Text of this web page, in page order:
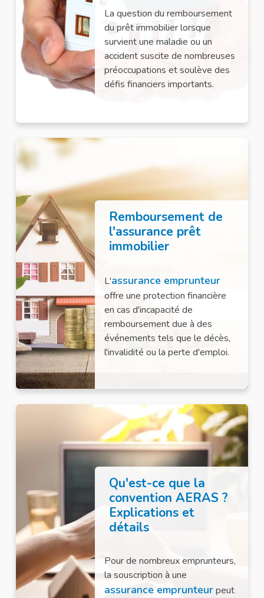
La question du remboursement
du prêt immobilier lorsque
survient une maladie ou un
accident suscite de nombreuses
préoccupations et soulève des
défis financiers importants.
Remboursement de
l'assurance prêt
immobilier
L'assurance emprunteur
offre une protection financière
en cas d'incapacité de
remboursement due à des
événements tels que le décès,
l'invalidité ou la perte d'emploi.
Qu'est-ce que la
convention AERAS ?
Explications et
détails
Pour de nombreux emprunteurs,
la souscription à une
assurance emprunteurpeut